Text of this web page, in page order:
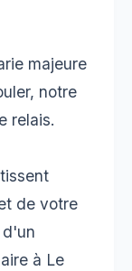
majeure
notre
relais.
de votre
d'un
à Le